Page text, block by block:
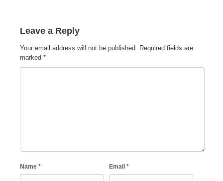
Leave a Reply
Your email address will not be published. Required fields are
marked *
Name * Email *